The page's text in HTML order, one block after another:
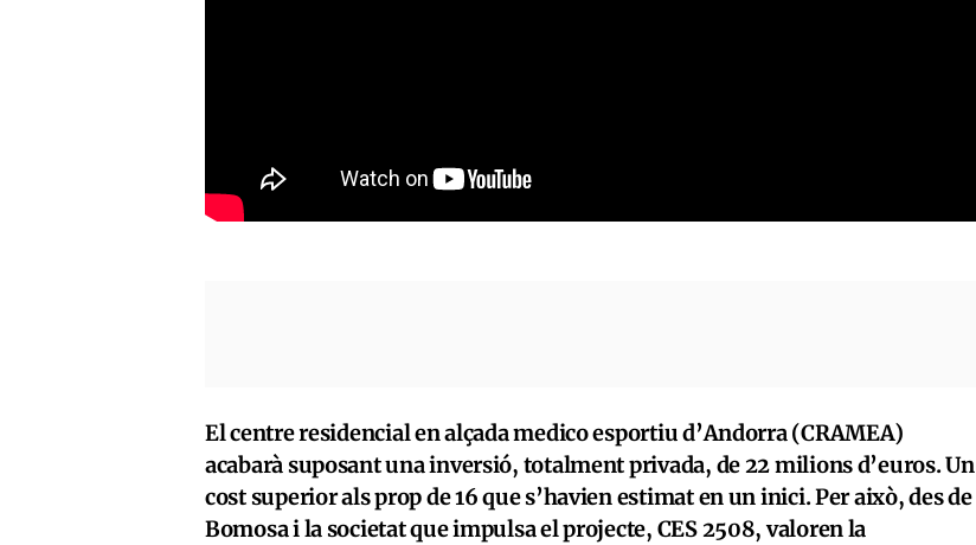
El centre residencial en alçada medico esportiu d’Andorra (CRAMEA)
acabarà suposant una inversió, totalment privada, de 22 milions d’euros. Un
cost superior als prop de 16 que s’havien estimat en un inici. Per això, des de
Bomosa i la societat que impulsa el projecte, CES 2508, valoren la